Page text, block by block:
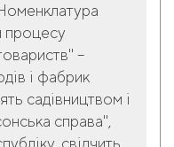
процесу
–
і фабрик
садівництвом і
справа",
свідчить